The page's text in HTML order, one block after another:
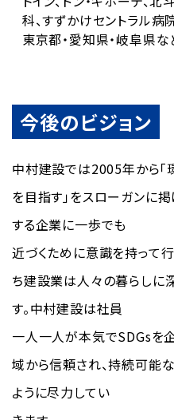
科、すずかけセントラル病
東京都・愛知県・岐阜県
今後のビジョン
中村建設では2005年から「
を目指す」をスローガンに
する企業に一歩でも
近づくために意識を持って
ち建設業は人々の暮らしに
す。中村建設は社員
一人一人が本気でSDGsを
域から信頼され、持続可能
ように尽力してい